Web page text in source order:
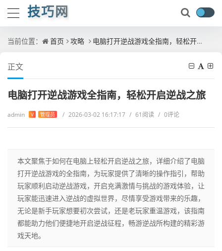
技巧网
当前位置： 首页 攻略 电脑打开逆战游戏全指南，轻松开启逆战之旅
正文
电脑打开逆战游戏全指南，轻松开启逆战之旅
admin V 管理员 / 2026-03-02 16:17:17 / 61阅读 / 0评论
本文聚焦于如何在电脑上轻松开启逆战之旅，详细介绍了电脑
打开逆战游戏的全指南，为玩家提供了清晰的操作指引，帮助
玩家顺利启动逆战游戏，开启充满激情与挑战的游戏体验，让
玩家能迅速进入逆战的虚拟世界，尽情享受游戏带来的乐趣，
无论是新手玩家想要初次尝试，还是老玩家重温游戏，该指南
都能助力他们便捷地开启逆战征程，畅游逆战所构建的精彩游
戏天地。